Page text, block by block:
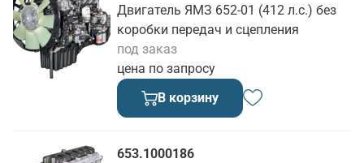
Двигатель ЯМЗ 652-01 (412 л.с.) без
коробки передач и сцепления
цена по запросу
под заказ
В корзину
653.1000186